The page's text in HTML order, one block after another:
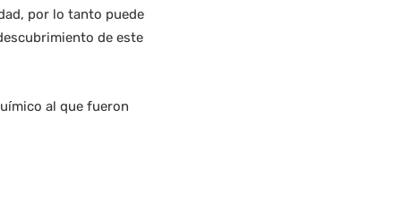
por lo tanto puede
de este
al que fueron